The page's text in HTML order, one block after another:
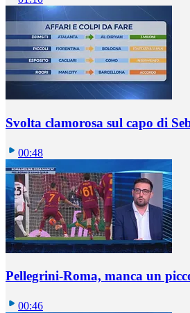
Svolta clamorosa sul capo di
00:48
Pellegrini-Roma, manca un
00:46